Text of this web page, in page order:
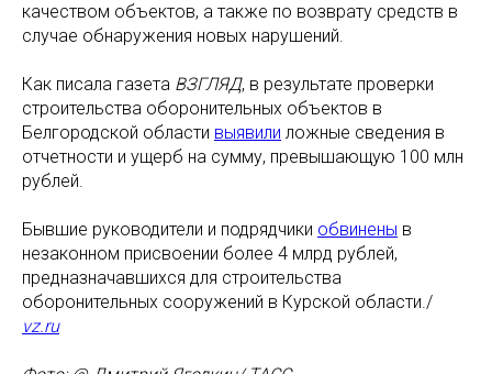
качеством объектов, а также по возврату средств в
случае обнаружения новых нарушений.
Как писала газета ВЗГЛЯД, в результате проверки
строительства оборонительных объектов в
Белгородской области выявили ложные сведения в
отчетности и ущерб на сумму, превышающую 100 млн
рублей.
Бывшие руководители и подрядчики обвинены в
незаконном присвоении более 4 млрд рублей,
предназначавшихся для строительства
оборонительных сооружений в Курской области./
vz.ru